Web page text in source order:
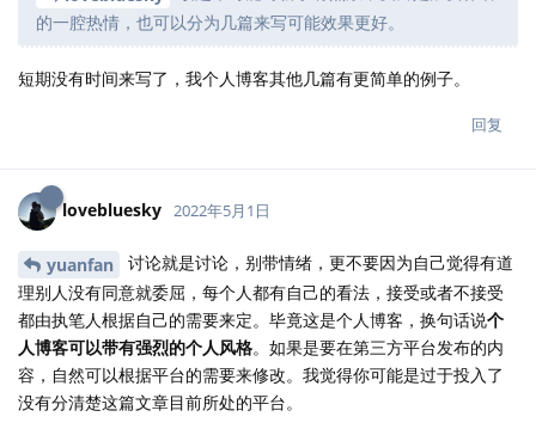
的一腔热情，也可以分为几篇来写可能效果更好。
短期没有时间来写了，我个人博客其他几篇有更简单的例子。
回复
lovebluesky 2022年5月1日
yuanfan
讨论就是讨论，别带情绪，更不要因为自己觉得有道
理别人没有同意就委屈，每个人都有自己的看法，接受或者不接受
都由执笔人根据自己的需要来定。毕竟这是个人博客，换句话说个
人博客可以带有强烈的个人风格。如果是要在第三方平台发布的内
容，自然可以根据平台的需要来修改。我觉得你可能是过于投入了
没有分清楚这篇文章目前所处的平台。